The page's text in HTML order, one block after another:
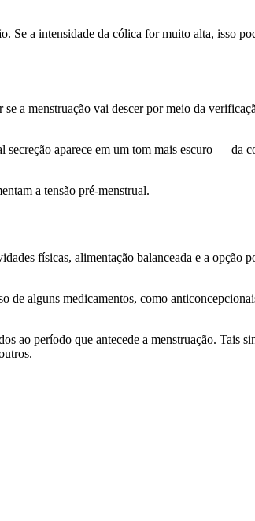
Se a intensidade da cólica for muito alta, isso
a menstruação vai descer por meio da
secreção aparece em um tom mais escuro — da
a tensão pré-menstrual.
físicas, alimentação balanceada e a opção
de alguns medicamentos, como
ao período que antecede a menstruação. Tais